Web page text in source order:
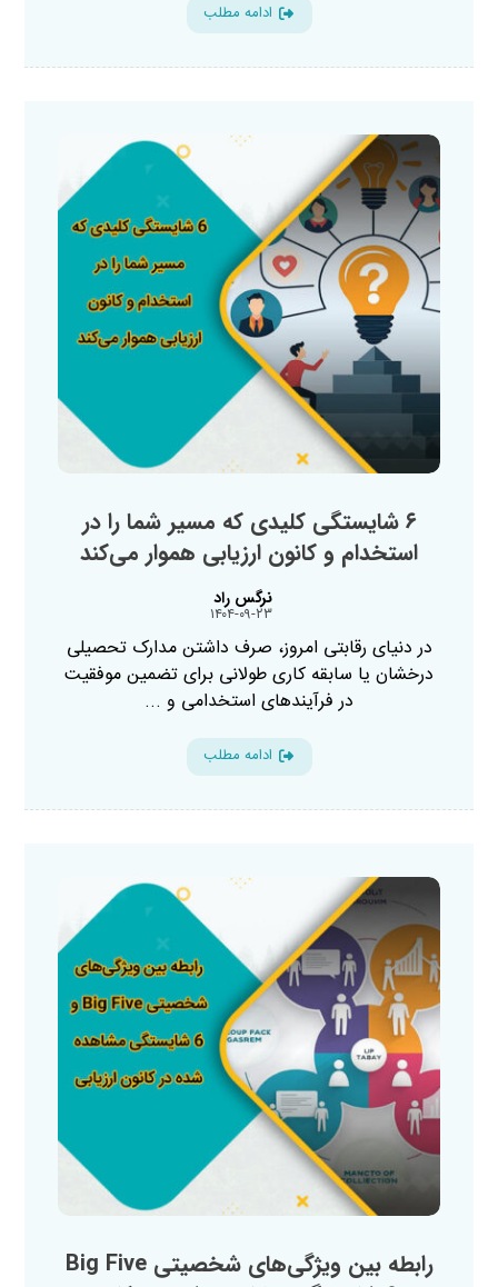
ادامه مطلب
۶ شایستگی کلیدی که مسیر شما را در
استخدام و کانون ارزیابی هموار می‌کند
نرگس راد
۱۴۰۴-۰۹-۲۳
در دنیای رقابتی امروز، صرف داشتن مدارک تحصیلی
درخشان یا سابقه کاری طولانی برای تضمین موفقیت
در فرآیندهای استخدامی و ...
ادامه مطلب
رابطه بین ویژگی‌های شخصیتی Big Five